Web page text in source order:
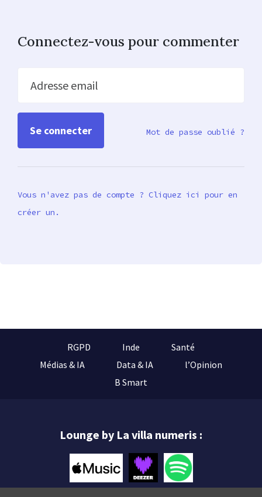
Connectez-vous pour commenter
Adresse email
Mot de passe oublié ?
Vous n'avez pas de compte ? Cliquez ici pour en
créer un.
RGPD Inde
Santé
Médias & IA
Data & IA
l’Opinion
B Smart
Lounge by La villa numeris :